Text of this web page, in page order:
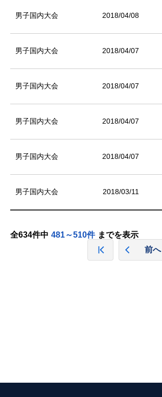
男子国内大会 2018/04/08
男子国内大会 2018/04/07
男子国内大会 2018/04/07
男子国内大会 2018/04/07
男子国内大会 2018/04/07
男子国内大会 2018/03/11
全634件中 481～510件 までを表示
前へ